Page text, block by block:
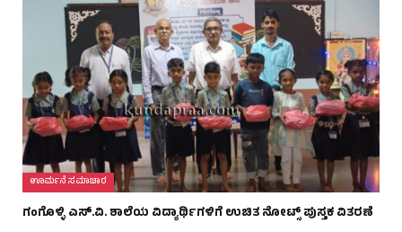
ಊರ್ಮನೆ ಸಮಾಚಾರ
ಗಂಗೊಳ್ಳಿ ಎಸ್‌.ವಿ. ಶಾಲೆಯ ವಿದ್ಯಾರ್ಥಿಗಳಿಗೆ ಉಚಿತ ನೋಟ್ಸ್ ಪುಸ್ತಕ ವಿತರಣೆ